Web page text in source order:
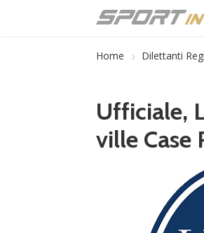
Home Dilettanti
Ufficiale,
ville Case